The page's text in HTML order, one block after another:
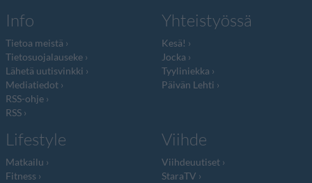
Info
Tietoa meistä
Tietosuojalauseke
Lähetä uutisvinkki
Mediatiedot
RSS-ohje
RSS
Yhteistyössä
Kesä!
Jocka
Tyyliniekka
Päivän Lehti
Lifestyle
Matkailu
Fitness
Viihde
Viihdeuutiset
StaraTV